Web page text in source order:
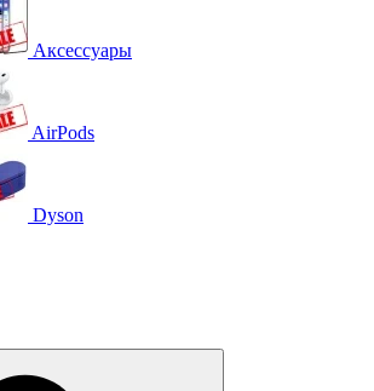
Аксессуары
AirPods
Dyson